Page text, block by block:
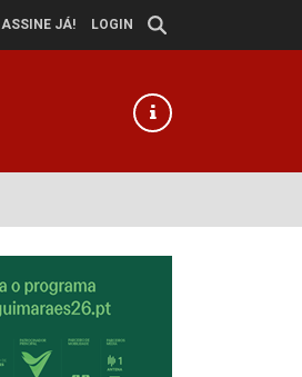
ASSINE JÁ! LOGIN